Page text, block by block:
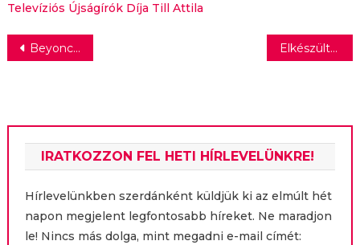
Televíziós Újságírók Díja Till Attila
Bejegyzés
Beyoncé és Billie Eilish is fellép az Oscar-díjátadón Elkészültek a Magyar Reklámszövetség 2021-es média- és kommunikációs piac költéseit felmérő számai
IRATKOZZON FEL HETI HÍRLEVELÜNKRE!
Hírlevelünkben szerdánként küldjük ki az elmúlt hét
napon megjelent legfontosabb híreket. Ne maradjon
le! Nincs más dolga, mint megadni e-mail címét: